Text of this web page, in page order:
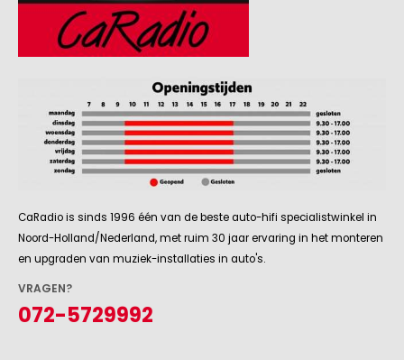
CaRadio is sinds 1996 één van de beste auto-hifi specialistwinkel in